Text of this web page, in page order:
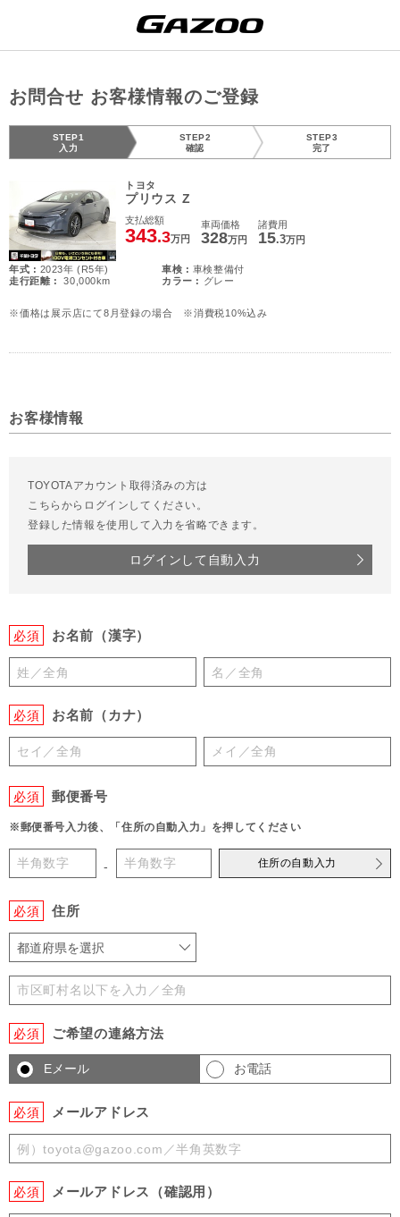
お問合せ お客様情報のご登録
STEP1
入力
STEP2
確認
STEP3
完了
トヨタ
プリウス Z
支払総額
343.3万円
車両価格
328万円
諸費用
15.3万円
年式 : 2023年 (R5年) 車検 : 車検整備付
走行距離 :
30,000km カラー : グレー
※価格は展示店にて8月登録の場合 ※消費税10%込み
お客様情報
TOYOTAアカウント取得済みの方は
こちらからログインしてください。
登録した情報を使用して入力を省略できます。
ログインして自動入力
必須 お名前（漢字）
必須 お名前（カナ）
必須 郵便番号
※郵便番号入力後、「住所の自動入力」を押してください
- 住所の自動入力
必須 住所
都道府県を選択
必須 ご希望の連絡方法
Eメール お電話
必須 メールアドレス
必須 メールアドレス（確認用）